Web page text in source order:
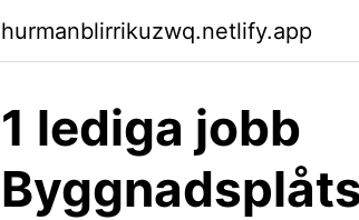
hurmanblirrikuzwq.netlify.app
1 lediga jobb